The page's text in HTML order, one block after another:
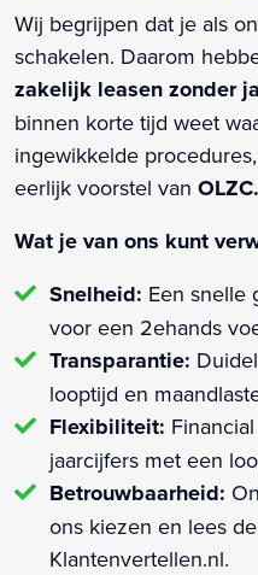
Wij begrijpen dat je als
schakelen. Daarom
zakelijk leasen zonder
binnen korte tijd weet
ingewikkelde
eerlijk voorstel van OLZC.
Wat je van ons kunt
Snelheid: Een snelle
voor een 2ehands
Transparantie:
looptijd en
Flexibiliteit:
jaarcijfers met een
Betrouwbaarheid:
ons kiezen en lees
Klantenvertellen.nl.